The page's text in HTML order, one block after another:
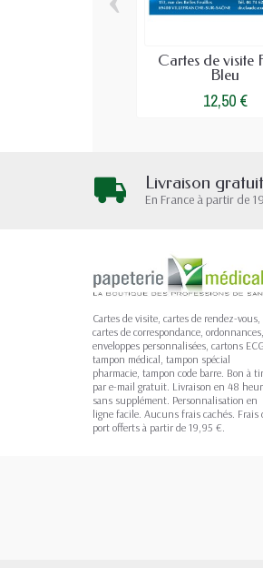
Cartes de visite
Bleu
12,50 €
Livraison
En France à partir de
Cartes de visite, cartes de rendez-vous,
cartes de correspondance, ordonnances,
enveloppes personnalisées, cartons ECG,
tampon médical, tampon spécial
pharmacie, tampon code barre. Bon à
par e-mail gratuit. Livraison en 48
sans supplément. Personnalisation en
ligne facile. Aucuns frais cachés. Frais
port offerts à partir de 19,95 €.